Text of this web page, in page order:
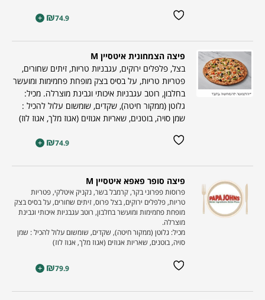
₪74.9
+
פיצה הצמחונית איטסיין M
בצל, פלפלים ירוקים, עגבניות טריות, זיתים שחורים,
פטריות טריות, על בסיס בצק מופחת פחמימות ומועשר
בחלבון, רוטב עגבניות איכותי וגבינת מוצרלה. מכיל:
גלוטן (ממקור חיטה), שקדים, שומשום עלול להכיל :
שמן סויה, בוטנים, שאריות אגוזים (אגוז מלך, אגוז לוז)
₪74.9
+
פיצה סופר פאפא איטסיין M
פרוסות פפרוני בקר, קרמבל בשר, נקניק איטלקי, פטריות
טריות, פלפלים ירוקים, בצל פרוס, זיתים שחורים, על בסיס בצק
מופחת פחמימות ומועשר בחלבון, רוטב עגבניות איכותי וגבינת
מוצרלה.
מכיל: גלוטן (ממקור חיטה), שקדים, שומשום עלול להכיל : שמן
סויה, בוטנים, שאריות אגוזים (אגוז מלך, אגוז לוז)
₪79.9
+